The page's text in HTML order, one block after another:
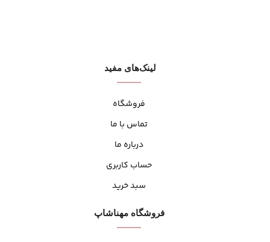
لینک‌های مفید
فروشگاه
تماس با ما
درباره ما
حساب کاربری
سبد خرید
فروشگاه مهنا‌شاپ